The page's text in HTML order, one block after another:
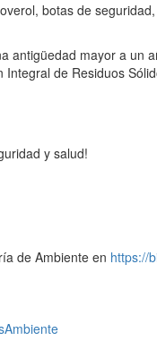
botas de
antigüedad mayor a un
de Residuos
y salud!
de Ambiente en https://